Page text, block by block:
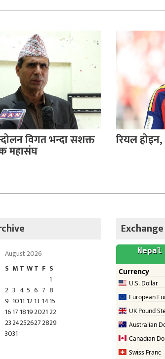
विगत भन्दा सशक्त
महासंघ
रियल होइन,
August 2026
S M T WT F S
1
2 3 4 5 6 7 8
9 1011 12 13 1415
1617 1819202122
23242526272829
3031